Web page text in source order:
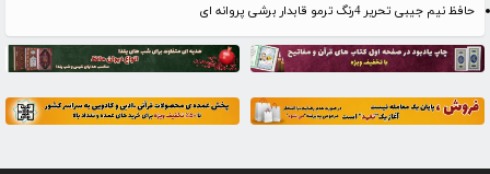
حافظ نیم جیبی تحریر 4رنگ ترمو قابدار برشی پروانه ای